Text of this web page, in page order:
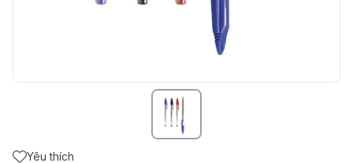
Yêu thích